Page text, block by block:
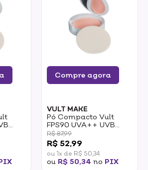
6g
Compre agora
VULT MAKE
Pó Compacto Vult
FPS90 UVA++ UVB
Claro Cor 1 6g
R$ 87,99
R$ 52,99
ou 1x de R$ 50,34
ou R$ 50,34 no PIX